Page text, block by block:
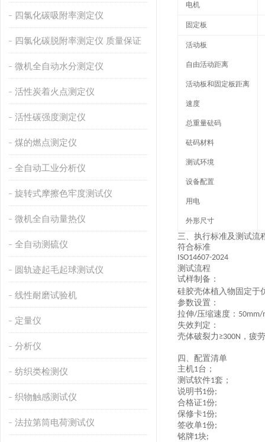
四氯化碳吸附率测定仪
四氯化碳脱附率测定仪 质量保证
微机全自动水分测定仪
活性炭着火点测定仪
活性碳强度测定仪
煤的燃点测定仪
全自动工业分析仪
旋转式摩擦色牢度测试仪
微机全自动量热仪
全自动测硫仪
圆轨迹起毛起球测试仪
线性耐磨试验机
定量仪
分析仪
纺织类检测仪
织物触感测试仪
法拉第筒电荷测试仪
电机
固定板
活动板
自由活动距离
活动板和固定板距离
速度
总重量砝码
砝码材料
测试环境
设备配置
用电
外形尺寸
三、 执行标准及测试流
符合标准
ISO14607-2024
测试流程
试样制备 ：
硅胶壳体植入物固定于
参数设置 ：
拉伸/压缩速度： 50mm/
失效判定 ：
壳体破裂力 ≥300N ，疲
四、 配置清单
主机1台；
测试软件1套；
说明书1份;
合格证1份;
保修卡1份;
签收单1份;
铭牌1块;